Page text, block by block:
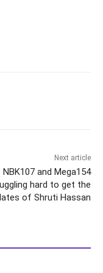
Next article
NBK107 and Mega154
hard to get the
of Shruti Hassan